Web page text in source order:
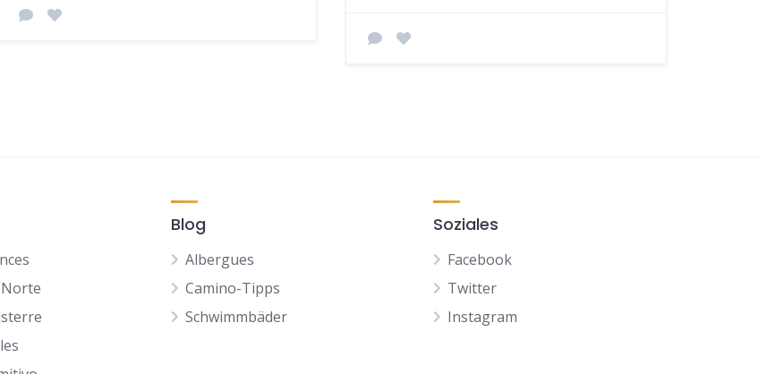
Blog
Albergues
Camino-Tipps
Schwimmbäder
Soziales
Facebook
Twitter
Instagram